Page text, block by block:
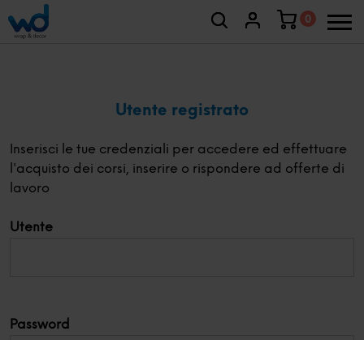
0
Utente registrato
Inserisci le tue credenziali per accedere ed effettuare
l'acquisto dei corsi, inserire o rispondere ad offerte di
lavoro
Utente
Password